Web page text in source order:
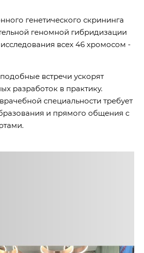
генетического скрининга
геномной гибридизации
исследования всех 46 хромосом -
встречи ускорят
разработок в практику.
специальности требует
и прямого общения с